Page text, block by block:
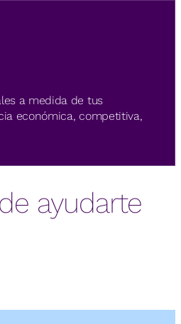
a medida de tus
económica, competitiva,
ayudarte